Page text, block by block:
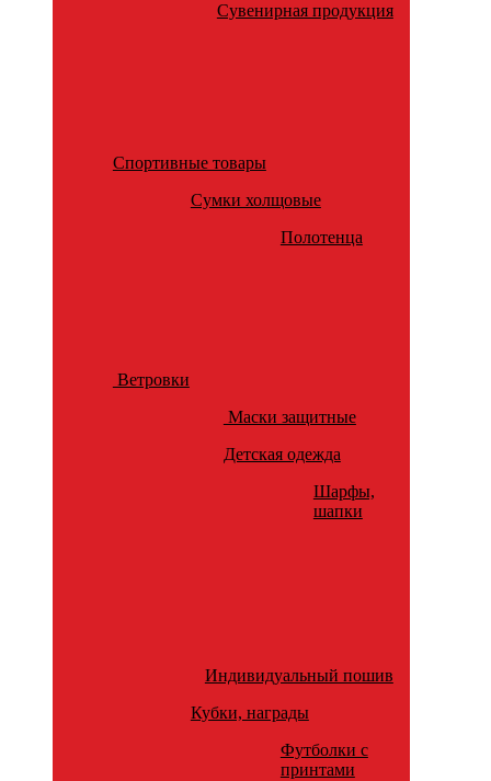
Сувенирная продукция
Спортивные товары
Сумки холщовые
Полотенца
Ветровки
Маски защитные
Детская одежда
Шарфы,
шапки
Индивидуальный пошив
Кубки, награды
Футболки с
принтами